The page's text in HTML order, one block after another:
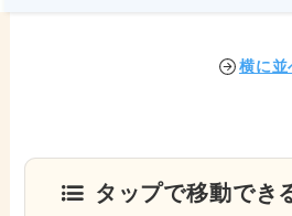
横に並
タップで移動でき